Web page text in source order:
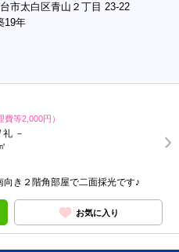
市太白区青山２丁目 23-22
19年
費等2,000円）
－
き２階角部屋で二面採光です♪
お気に入り